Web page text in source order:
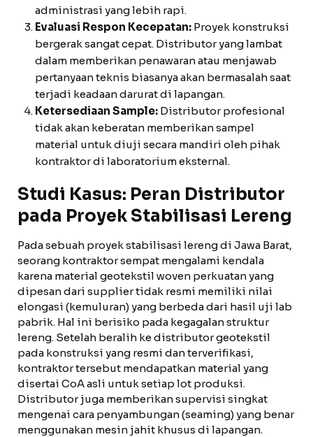
administrasi yang lebih rapi.
Evaluasi Respon Kecepatan: Proyek konstruksi
bergerak sangat cepat. Distributor yang lambat
dalam memberikan penawaran atau menjawab
pertanyaan teknis biasanya akan bermasalah saat
terjadi keadaan darurat di lapangan.
Ketersediaan Sample: Distributor profesional
tidak akan keberatan memberikan sampel
material untuk diuji secara mandiri oleh pihak
kontraktor di laboratorium eksternal.
Studi Kasus: Peran Distributor
pada Proyek Stabilisasi Lereng
Pada sebuah proyek stabilisasi lereng di Jawa Barat,
seorang kontraktor sempat mengalami kendala
karena material geotekstil woven perkuatan yang
dipesan dari supplier tidak resmi memiliki nilai
elongasi (kemuluran) yang berbeda dari hasil uji lab
pabrik. Hal ini berisiko pada kegagalan struktur
lereng. Setelah beralih ke distributor geotekstil
pada konstruksi yang resmi dan terverifikasi,
kontraktor tersebut mendapatkan material yang
disertai CoA asli untuk setiap lot produksi.
Distributor juga memberikan supervisi singkat
mengenai cara penyambungan (seaming) yang benar
menggunakan mesin jahit khusus di lapangan.